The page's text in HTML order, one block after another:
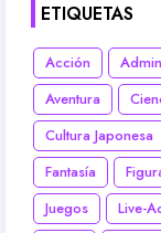
ETIQUETAS
Acción
Aventura
Cultura Japonesa
Fantasía
Juegos
Live-